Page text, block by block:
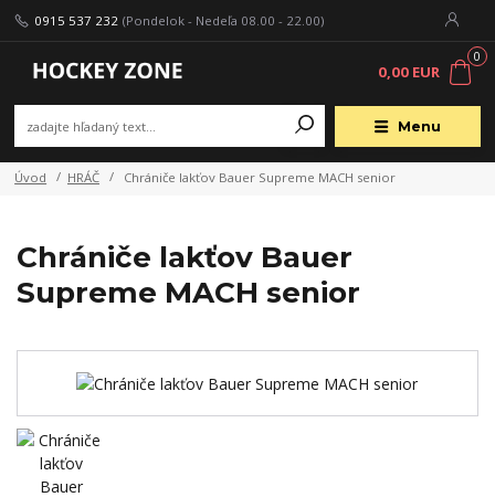
Menu
0915 537 232 (Pondelok - Nedeľa 08.00 - 22.00)
0
0,00 EUR
Úvod HRÁČ Chrániče lakťov Bauer Supreme MACH senior
Chrániče lakťov Bauer
Supreme MACH senior